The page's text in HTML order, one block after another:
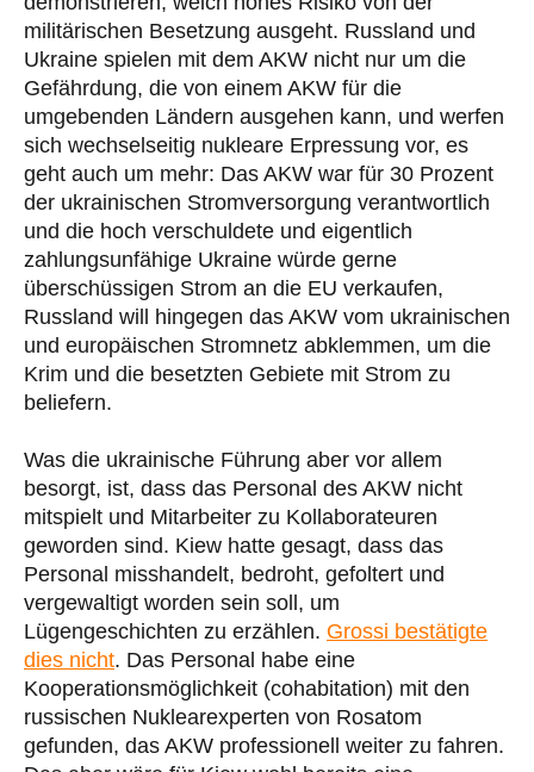
militärischen Besetzung ausgeht. Russland und
Ukraine spielen mit dem AKW nicht nur um die
Gefährdung, die von einem AKW für die
umgebenden Ländern ausgehen kann, und werfen
sich wechselseitig nukleare Erpressung vor, es
geht auch um mehr: Das AKW war für 30 Prozent
der ukrainischen Stromversorgung verantwortlich
und die hoch verschuldete und eigentlich
zahlungsunfähige Ukraine würde gerne
überschüssigen Strom an die EU verkaufen,
Russland will hingegen das AKW vom ukrainischen
und europäischen Stromnetz abklemmen, um die
Krim und die besetzten Gebiete mit Strom zu
beliefern.
Was die ukrainische Führung aber vor allem
besorgt, ist, dass das Personal des AKW nicht
mitspielt und Mitarbeiter zu Kollaborateuren
geworden sind. Kiew hatte gesagt, dass das
Personal misshandelt, bedroht, gefoltert und
vergewaltigt worden sein soll, um
Lügengeschichten zu erzählen. Grossi bestätigte
dies nicht. Das Personal habe eine
Kooperationsmöglichkeit (cohabitation) mit den
russischen Nuklearexperten von Rosatom
gefunden, das AKW professionell weiter zu fahren.